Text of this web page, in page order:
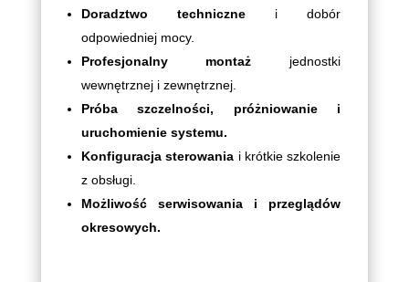
Doradztwo technicznei dobór
odpowiedniej mocy.
Profesjonalny montaż jednostki
wewnętrznej i zewnętrznej.
Próba szczelności, próżniowanie i
uruchomienie systemu.
Konfiguracja sterowania i krótkie szkolenie
z obsługi.
Możliwość serwisowania i przeglądów
okresowych.